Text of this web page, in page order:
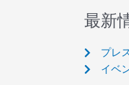
最新
プレ
イベ